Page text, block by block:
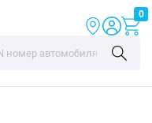
0